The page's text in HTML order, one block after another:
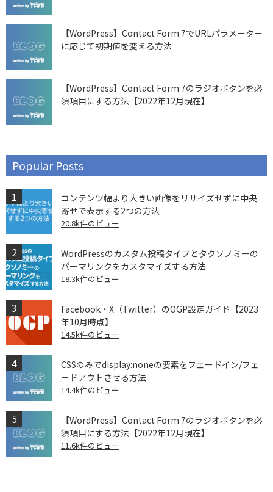
【WordPress】Contact Form 7でURLパラメーター
に応じて初期値を変える方法
【WordPress】Contact Form 7のラジオボタンを必
須項目にする方法【2022年12月現在】
Popular Posts
コンテンツ幅より大きい画像をリサイズせずに中央
寄せで表示する2つの方法
20.8k件のビュー
WordPressのカスタム投稿タイプとタクソノミーの
パーマリンクをカスタマイズする方法
18.3k件のビュー
Facebook・X（Twitter）のOGP設定ガイド【2023
年10月時点】
14.5k件のビュー
CSSのみでdisplay:noneの要素をフェードイン/フェ
ードアウトさせる方法
14.4k件のビュー
【WordPress】Contact Form 7のラジオボタンを必
須項目にする方法【2022年12月現在】
11.6k件のビュー